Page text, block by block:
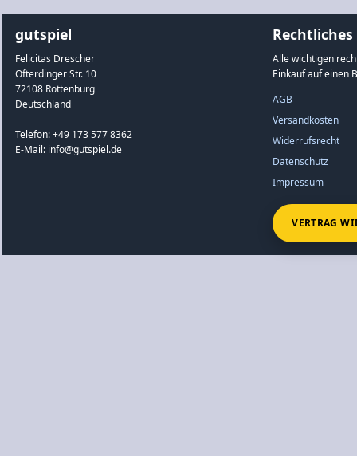
gutspiel
Felicitas Drescher
Ofterdinger Str. 10
72108 Rottenburg
Deutschland
Telefon: +49 173 577 8362
E-Mail: info@gutspiel.de
Rechtliches
Alle wichtigen
Einkauf auf einen
AGB
Versandkosten
Widerrufsrecht
Datenschutz
Impressum
VERTRAG